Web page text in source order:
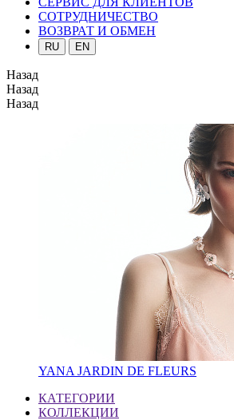
СОТРУДНИЧЕСТВО
ВОЗВРАТ И ОБМЕН
RU EN
Назад
Назад
Назад
YANA JARDIN DE FLEURS
КАТЕГОРИИ
КОЛЛЕКЦИИ